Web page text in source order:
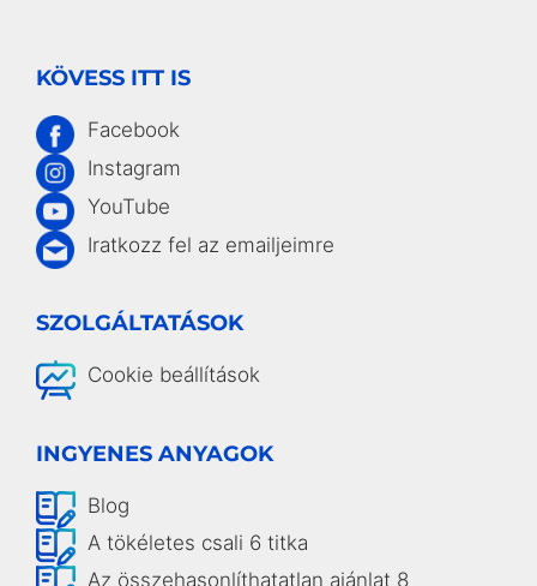
KÖVESS ITT IS
Facebook
Instagram
YouTube
Iratkozz fel az emailjeimre
SZOLGÁLTATÁSOK
Cookie beállítások
INGYENES ANYAGOK
Blog
A tökéletes csali 6 titka
Az összehasonlíthatatlan ajánlat 8